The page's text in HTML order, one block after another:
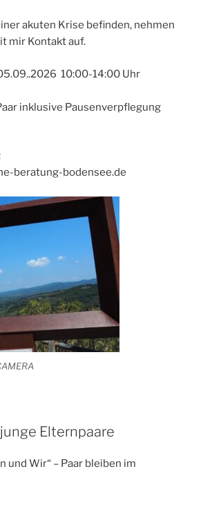
akuten Krise befinden, nehmen
mir Kontakt auf.
10:00-14:00 Uhr
inklusive Pausenverpflegung
beratung-bodensee.de
Elternpaare
und Wir“ – Paar bleiben im